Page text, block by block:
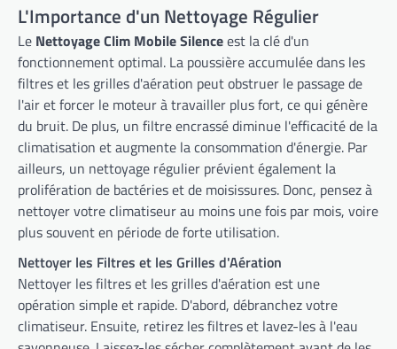
L'Importance d'un Nettoyage Régulier
Le Nettoyage Clim Mobile Silenceest la clé d'un
fonctionnement optimal. La poussière accumulée dans les
filtres et les grilles d'aération peut obstruer le passage de
l'air et forcer le moteur à travailler plus fort, ce qui génère
du bruit. De plus, un filtre encrassé diminue l'efficacité de la
climatisation et augmente la consommation d'énergie. Par
ailleurs, un nettoyage régulier prévient également la
prolifération de bactéries et de moisissures. Donc, pensez à
nettoyer votre climatiseur au moins une fois par mois, voire
plus souvent en période de forte utilisation.
Nettoyer les Filtres et les Grilles d'Aération
Nettoyer les filtres et les grilles d'aération est une
opération simple et rapide. D'abord, débranchez votre
climatiseur. Ensuite, retirez les filtres et lavez-les à l'eau